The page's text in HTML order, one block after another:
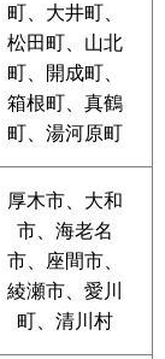
町、大井町、
松田町、山北
町、開成町、
箱根町、真鶴
町、湯河原町
厚木市、大和
市、海老名
市、座間市、
綾瀬市、愛川
町、清川村